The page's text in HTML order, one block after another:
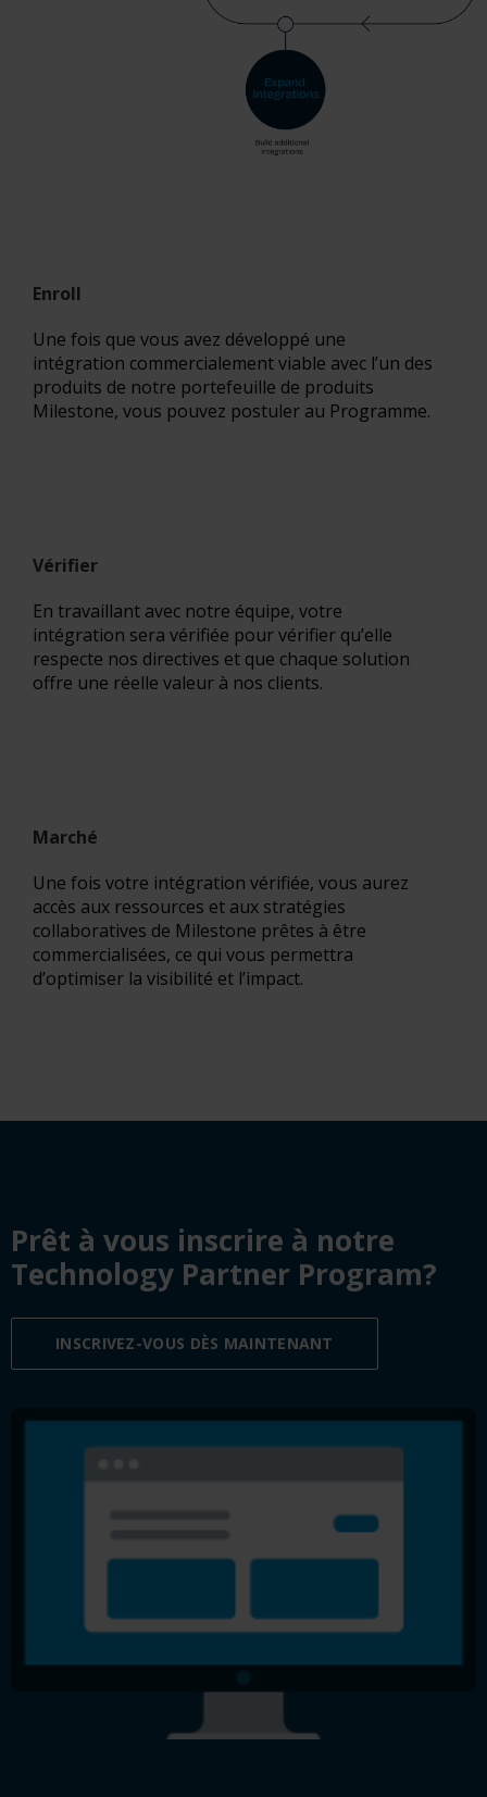
Enroll
Une fois que vous avez développé une
intégration commercialement viable avec l’un des
produits de notre portefeuille de produits
Milestone, vous pouvez postuler au Programme.
Vérifier
En travaillant avec notre équipe, votre
intégration sera vérifiée pour vérifier qu’elle
respecte nos directives et que chaque solution
offre une réelle valeur à nos clients.
Marché
Une fois votre intégration vérifiée, vous aurez
accès aux ressources et aux stratégies
collaboratives de Milestone prêtes à être
commercialisées, ce qui vous permettra
d’optimiser la visibilité et l’impact.
Prêt à vous inscrire à notre
Technology Partner Program?
INSCRIVEZ-VOUS DÈS MAINTENANT